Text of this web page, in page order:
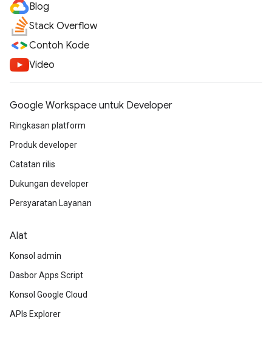
Blog
Stack Overflow
Contoh Kode
Video
Google Workspace untuk Developer
Ringkasan platform
Produk developer
Catatan rilis
Dukungan developer
Persyaratan Layanan
Alat
Konsol admin
Dasbor Apps Script
Konsol Google Cloud
APIs Explorer